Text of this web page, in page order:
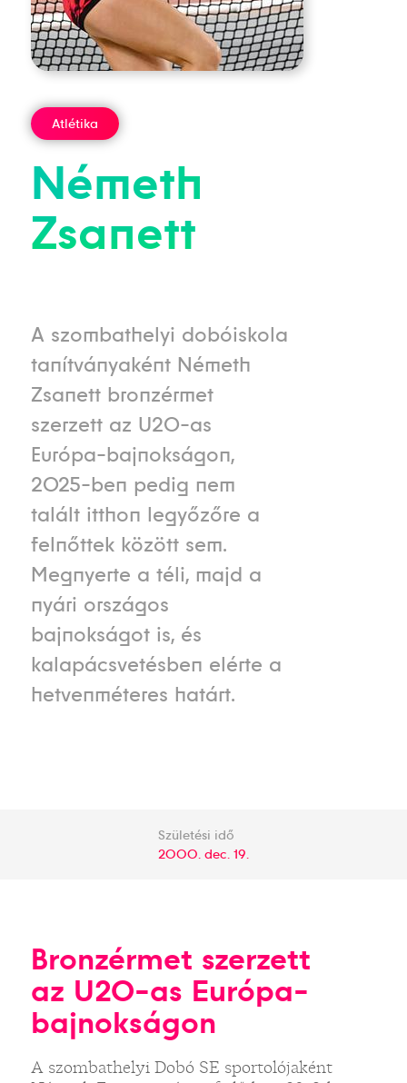
Atlétika
Németh
Zsanett
A szombathelyi dobóiskola
tanítványaként Németh
Zsanett bronzérmet
szerzett az U20-as
Európa-bajnokságon,
2025-ben pedig nem
talált itthon legyőzőre a
felnőttek között sem.
Megnyerte a téli, majd a
nyári országos
bajnokságot is, és
kalapácsvetésben elérte a
hetvenméteres határt.
Születési idő
2000. dec. 19.
Bronzérmet szerzett
az U20-as Európa-
bajnokságon
A szombathelyi Dobó SE sportolójaként